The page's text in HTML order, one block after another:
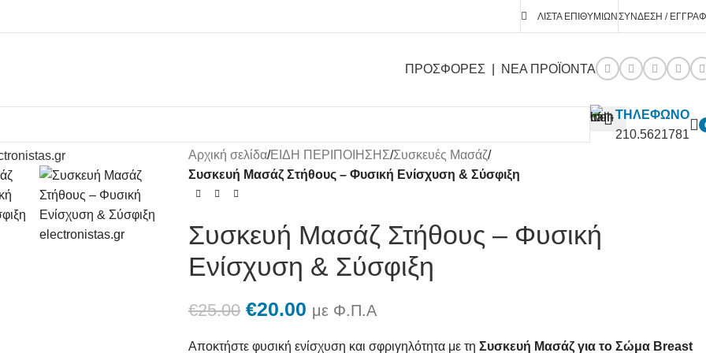
ΛΊΣΤΑ ΕΠΙΘΥΜΙΏΝΣΎΝΔΕΣΗ /
ΠΡΟΣΦΟΡΕΣ ΝΕΑ ΠΡΟΪΟΝΤΑ
ΤΗΛΕΦΩΝΟ
210.5621781
Αρχική σελίδα/ΕΙΔΗ ΠΕΡΙΠΟΙΗΣΗΣ/Συσκευές Μασάζ/
Συσκευή Μασάζ Στήθους – Φυσική Ενίσχυση & Σύσφιξη
Συσκευή Μασάζ Στήθους – Φυσική
Ενίσχυση & Σύσφιξη
€25.00 €20.00 με Φ.Π.Α
Αποκτήστε φυσική ενίσχυση και σφριγηλότητα με τη Συσκευή Μασάζ για το Σώμα Breast